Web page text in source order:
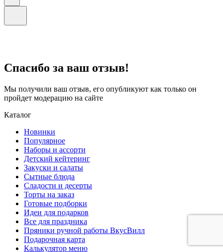
Спасибо за ваш отзыв!
Мы получили ваш отзыв, его опубликуют как только он
пройдет модерацию на сайте
Каталог
Новинки
Популярное
Наборы и ассорти
Детский кейтеринг
Закуски и салаты
Сытные блюда
Сладости и десерты
Торты на заказ
Готовые подборки
Идеи для подарков
Все для праздника
Пряники ручной работы ВкусВилл
Подарочная карта
Калькулятор меню